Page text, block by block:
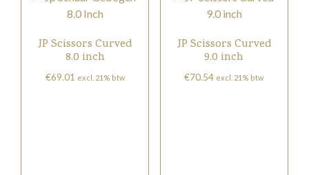
JP Scissors Curved
8.0 inch
€69.01 excl. 21% btw
JP Scissors Curved
9.0 inch
€70.54 excl. 21% btw